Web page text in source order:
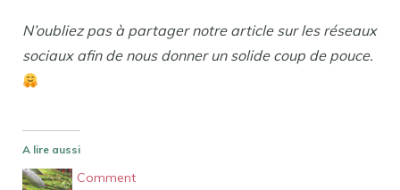
N’oubliez pas à partager notre article sur les réseaux
sociaux afin de nous donner un solide coup de pouce.
A lire aussi
Comment